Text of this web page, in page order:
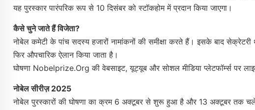
यह पुरस्कार पारंपरिक रूप से 10 दिसंबर को स्टॉकहोम में प्रदान किया जाएगा।
कैसे चुने जाते हैं विजेता?
नोबेल कमेटी के पांच सदस्य हजारों नामांकनों की समीक्षा करते हैं। इसके बाद
फिर औपचारिक ऐलान किया जाता है।
घोषणा Nobelprize.org की वेबसाइट, यूट्यूब और सोशल मीडिया प्लेटफॉर्म्स पर
नोबेल सीरीज़ 2025
नोबेल पुरस्कारों की घोषणा का क्रम 6 अक्टूबर से शुरू हुआ है और 13 अक्टूबर तक